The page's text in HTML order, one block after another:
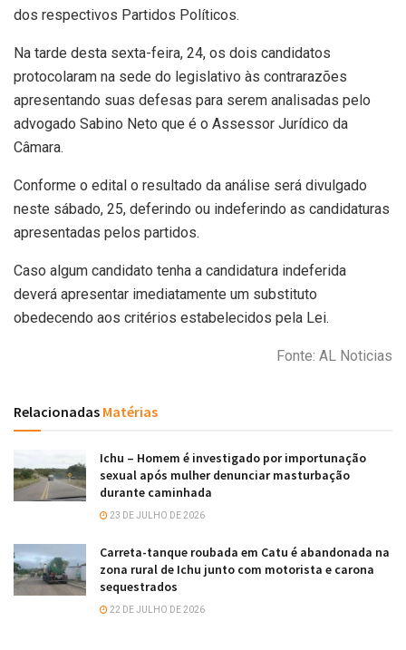
dos respectivos Partidos Políticos.
Na tarde desta sexta-feira, 24, os dois candidatos
protocolaram na sede do legislativo às contrarazões
apresentando suas defesas para serem analisadas pelo
advogado Sabino Neto que é o Assessor Jurídico da
Câmara.
Conforme o edital o resultado da análise será divulgado
neste sábado, 25, deferindo ou indeferindo as candidaturas
apresentadas pelos partidos.
Caso algum candidato tenha a candidatura indeferida
deverá apresentar imediatamente um substituto
obedecendo aos critérios estabelecidos pela Lei.
Fonte: AL Noticias
Relacionadas Matérias
Ichu – Homem é investigado por importunação
sexual após mulher denunciar masturbação
durante caminhada
23 DE JULHO DE 2026
Carreta-tanque roubada em Catu é abandonada na
zona rural de Ichu junto com motorista e carona
sequestrados
22 DE JULHO DE 2026